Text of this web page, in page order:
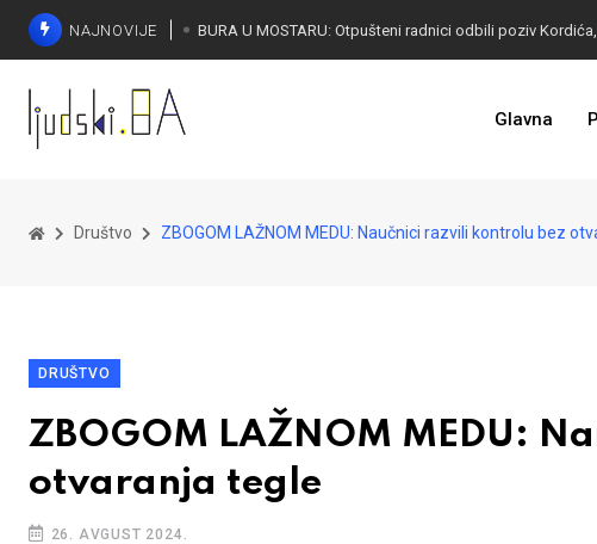
NAJNOVIJE
Glavna
Društvo ZBOGOM LAŽNOM MEDU: Naučnici razvili kontrolu bez
DRUŠTVO
ZBOGOM LAŽNOM MEDU:
otvaranja tegle
26. AVGUST 2024.